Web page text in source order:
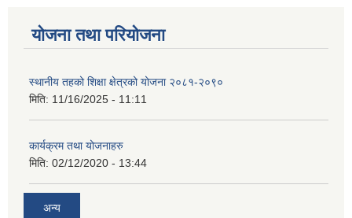
योजना तथा परियोजना
स्थानीय तहको शिक्षा क्षेत्रको योजना २०८१-२०९०
मिति: 11/16/2025 - 11:11
कार्यक्रम तथा योजनाहरु
मिति: 02/12/2020 - 13:44
अन्य